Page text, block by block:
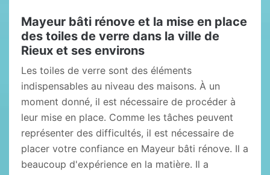
Mayeur bâti rénove et la mise en place
des toiles de verre dans la ville de
Rieux et ses environs
Les toiles de verre sont des éléments
indispensables au niveau des maisons. À un
moment donné, il est nécessaire de procéder à
leur mise en place. Comme les tâches peuvent
représenter des difficultés, il est nécessaire de
placer votre confiance en Mayeur bâti rénove. Il a
beaucoup d'expérience en la matière. Il a